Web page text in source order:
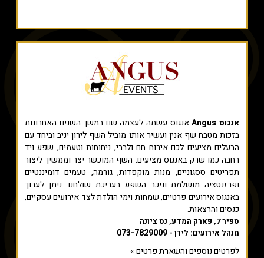
אנגוס Angus
אנגוס עשתה לעצמה שם במשך השנים האחרונות
בזכות מטבח שף אנין ועשיר אותו מוביל השף לירון יניב וביחד עם
הבעלים מציעים לכם אירוח חם ולבבי, ניחוחות וטעמים, שפע ויד
רחבה כמו שרק באנגוס מציעים. השף המוכשר יצר וממשיך ליצור
תפריטים ססגוניים, מנות מוקפדות, גורמה, טעמים דומיננטיים
ופרזנטציה מושלמת וניכר השפע בעריכת שולחנו. ניתן לערוך
באנגוס אירועים פרטיים, שמחות וימי הולדת לצד אירועים עסקיים,
כנסים והרצאות.
ספיר 7, פארק המדע, נס ציונה
מנהל אירועים: לירן - 073-7829009
לפרטים נוספים והשארת פרטים »